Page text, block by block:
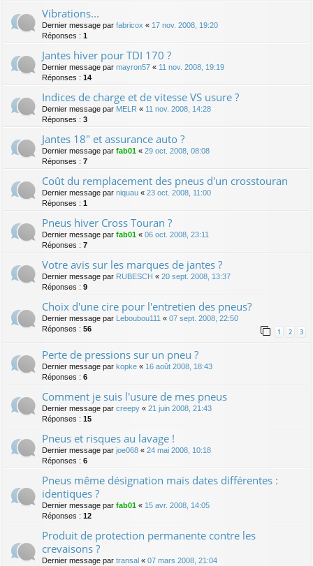
Vibrations...
Dernier message par fabricox « 17 nov. 2008, 19:20
Réponses : 1
Jantes hiver pour TDI 170 ?
Dernier message par mayron57 « 11 nov. 2008, 19:19
Réponses : 14
Indices de charge et de vitesse VS usure ?
Dernier message par MELR « 11 nov. 2008, 14:28
Réponses : 3
Jantes 18" et assurance auto ?
Dernier message par fab01 « 29 oct. 2008, 08:08
Réponses : 7
Coût du remplacement des pneus d'un crosstouran
Dernier message par niquau « 23 oct. 2008, 11:00
Réponses : 1
Pneus hiver Cross Touran ?
Dernier message par fab01 « 06 oct. 2008, 23:11
Réponses : 7
Votre avis sur les marques de jantes ?
Dernier message par RUBESCH « 20 sept. 2008, 13:37
Réponses : 9
Choix d'une cire pour l'entretien des pneus?
Dernier message par Leboubou111 « 07 sept. 2008, 22:50
Réponses : 56 1 2 3
Perte de pressions sur un pneu ?
Dernier message par kopke « 16 août 2008, 18:43
Réponses : 6
Comment je suis l'usure de mes pneus
Dernier message par creepy « 21 juin 2008, 21:43
Réponses : 15
Pneus et risques au lavage !
Dernier message par joe068 « 24 mai 2008, 10:18
Réponses : 6
Pneus même désignation mais dates différentes :
identiques ?
Dernier message par fab01 « 15 avr. 2008, 14:05
Réponses : 12
Produit de protection permanente contre les
crevaisons ?
Dernier message par transal « 07 mars 2008, 21:04